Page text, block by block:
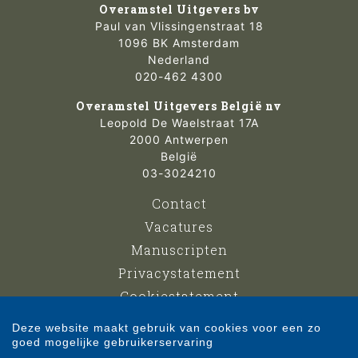
Overamstel Uitgevers bv
Paul van Vlissingenstraat 18
1096 BK Amsterdam
Nederland
020-462 4300
Overamstel Uitgevers België nv
Leopold De Waelstraat 17A
2000 Antwerpen
België
03-3024210
Contact
Vacatures
Manuscripten
Privacystatement
Cookiestatement
Deze website maakt gebruik van cookies voor een zo
goed mogelijke gebruikerservaring